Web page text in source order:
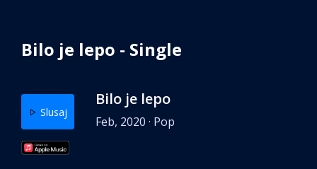
Bilo je lepo - Single
Slusaj
Bilo je lepo
Feb, 2020 · Pop